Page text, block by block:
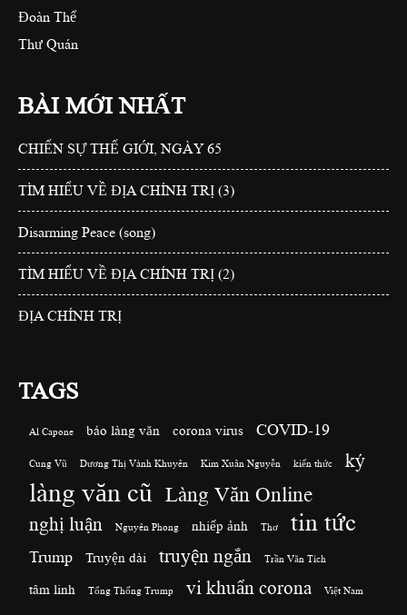
Đoàn Thể
Thư Quán
BÀI MỚI NHẤT
CHIẾN SỰ THẾ GIỚI, NGÀY 65
TÌM HIỂU VỀ ĐỊA CHÍNH TRỊ (3)
Disarming Peace (song)
TÌM HIỂU VỀ ĐỊA CHÍNH TRỊ (2)
ĐỊA CHÍNH TRỊ
TAGS
Al Capone báo làng văn corona virus COVID-19
Cung Vũ Dương Thị Vành Khuyên Kim Xuân Nguyễn kiến thức ký
làng văn cũ Làng Văn Online
nghị luận Nguyên Phong nhiếp ảnh Thơ tin tức
Trump Truyện dài truyện ngắn Trần Văn Tích
tâm linh Tổng Thống Trump vi khuẩn corona Việt Nam